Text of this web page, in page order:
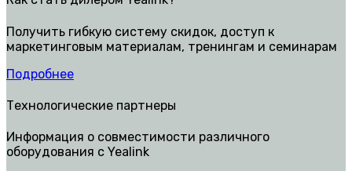
Получить гибкую систему скидок, доступ к
маркетинговым материалам, тренингам и семинарам
Подробнее
Технологические партнеры
Информация о совместимости различного
оборудования с Yealink